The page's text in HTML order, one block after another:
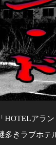
HOTELアラ
多きラブホ